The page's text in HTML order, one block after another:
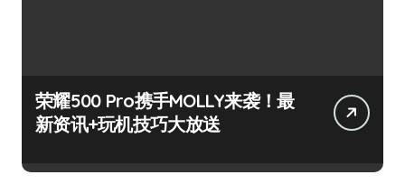
荣耀500 Pro携手MOLLY来袭！最
新资讯+玩机技巧大放送